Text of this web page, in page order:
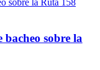
bacheo sobre la